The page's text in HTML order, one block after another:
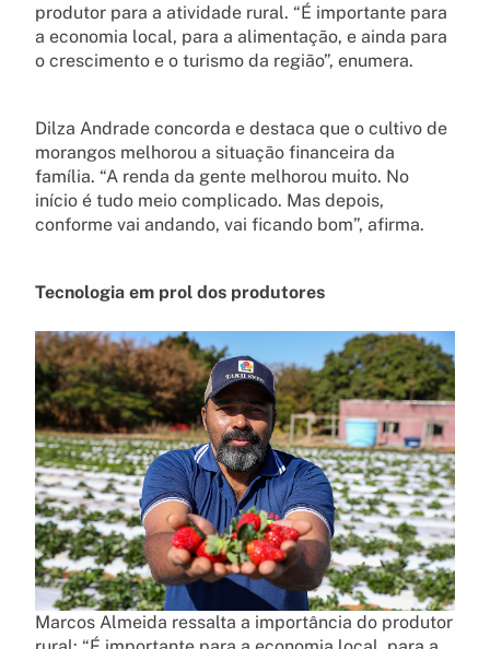
produtor para a atividade rural. “É importante para
a economia local, para a alimentação, e ainda para
o crescimento e o turismo da região”, enumera.
Dilza Andrade concorda e destaca que o cultivo de
morangos melhorou a situação financeira da
família. “A renda da gente melhorou muito. No
início é tudo meio complicado. Mas depois,
conforme vai andando, vai ficando bom”, afirma.
Tecnologia em prol dos produtores
Marcos Almeida ressalta a importância do produtor